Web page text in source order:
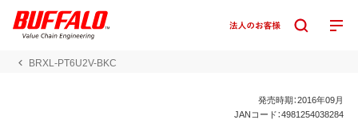
BRXL-PT6U2V-BKC
発売時期：2016年09月
JANコード：4981254038284